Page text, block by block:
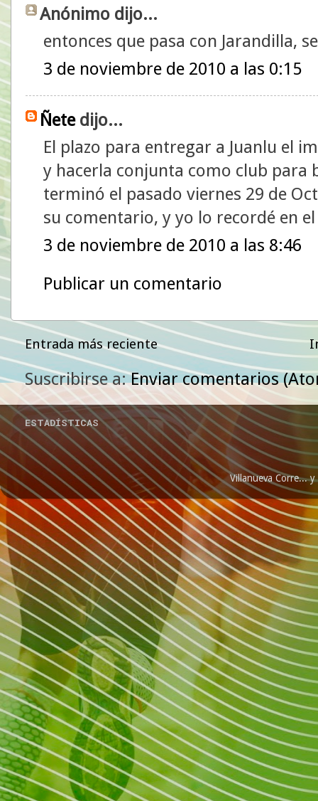
Anónimo dijo...
entonces que pasa con Jarandilla,
3 de noviembre de 2010 a las 0:15
Ñetedijo...
El plazo para entregar a Juanlu el
y hacerla conjunta como club para
terminó el pasado viernes 29 de
su comentario, y yo lo recordé en
3 de noviembre de 2010 a las 8:46
Publicar un comentario
Entrada más reciente
Suscribirse a:Enviar comentarios
ESTADÍSTICAS
Villanueva Corre...